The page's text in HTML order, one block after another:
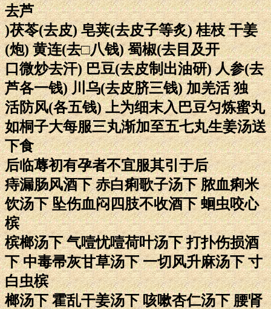
去芦
)茯苓(去皮) 皂荚(去皮子等炙) 桂枝 干姜
(炮) 黄连(去□八钱) 蜀椒(去目及开
口微炒去汗) 巴豆(去皮制出油研) 人参(去
芦各一钱) 川乌(去皮脐三钱) 加羌活 独
活防风(各五钱) 上为细末入巴豆匀炼蜜丸
如桐子大每服三丸渐加至五七丸生姜汤送
下食
后临蓐初有孕者不宜服其引于后
痔漏肠风酒下 赤白痢歌子汤下 脓血痢米
饮汤下 坠伤血闷四肢不收酒下 蛔虫咬心
槟
槟榔汤下 气噎忧噎荷叶汤下 打扑伤损酒
下 中毒帚灰甘草汤下 一切风升麻汤下 寸
白虫槟
榔汤下 霍乱干姜汤下 咳嗽杏仁汤下 腰肾